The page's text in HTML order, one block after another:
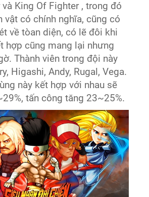
King Of Fighter , trong đó
vật có chính nghĩa, cũng có
về tòan diện, có lẽ đôi khi
hợp cũng mang lại nhưng
Thành viên trong đội này
Higashi, Andy, Rugal, Vega.
này kết hợp với nhau sẽ
tấn công tăng 23~25%.